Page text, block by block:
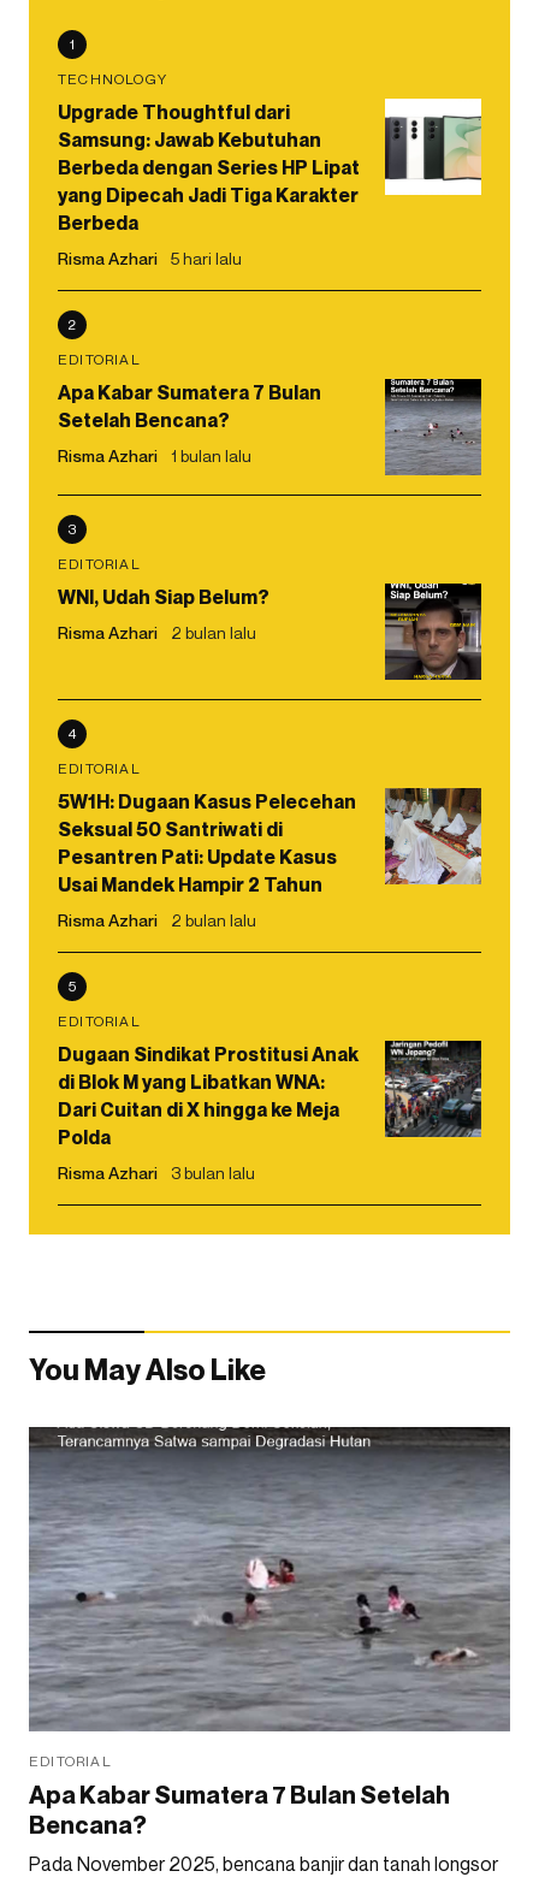
1
TECHNOLOGY
Upgrade Thoughtful dari
Samsung: Jawab Kebutuhan
Berbeda dengan Series HP Lipat
yang Dipecah Jadi Tiga Karakter
Berbeda
Risma Azhari 5 hari lalu
2
EDITORIAL
Apa Kabar Sumatera 7 Bulan
Setelah Bencana?
Risma Azhari 1 bulan lalu
3
EDITORIAL
WNI, Udah Siap Belum?
Risma Azhari 2 bulan lalu
4
EDITORIAL
5W1H: Dugaan Kasus Pelecehan
Seksual 50 Santriwati di
Pesantren Pati: Update Kasus
Usai Mandek Hampir 2 Tahun
Risma Azhari 2 bulan lalu
5
EDITORIAL
Dugaan Sindikat Prostitusi Anak
di Blok M yang Libatkan WNA:
Dari Cuitan di X hingga ke Meja
Polda
Risma Azhari 3 bulan lalu
You May Also Like
EDITORIAL
Apa Kabar Sumatera 7 Bulan Setelah
Bencana?
Pada November 2025, bencana banjir dan tanah longsor